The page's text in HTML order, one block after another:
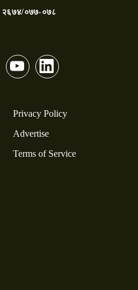
२६७४/०७७-०७८
Privacy Policy
Advertise
Terms of Service